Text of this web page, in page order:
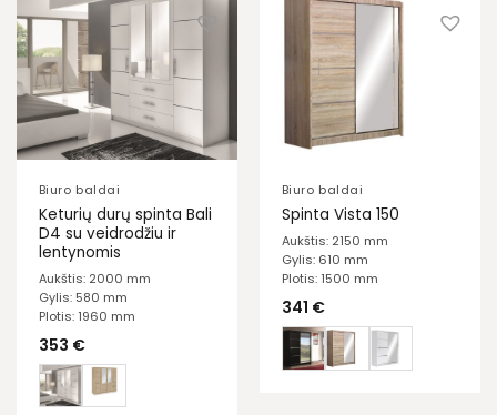
Biuro baldai
Keturių durų spinta Bali
D4 su veidrodžiu ir
lentynomis
Aukštis: 2000 mm
Gylis: 580 mm
Plotis: 1960 mm
353 €
Biuro baldai
Spinta Vista 150
Aukštis: 2150 mm
Gylis: 610 mm
Plotis: 1500 mm
341 €